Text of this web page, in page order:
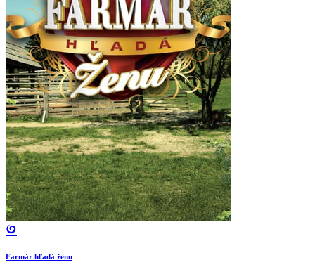
Farmár hľadá ženu